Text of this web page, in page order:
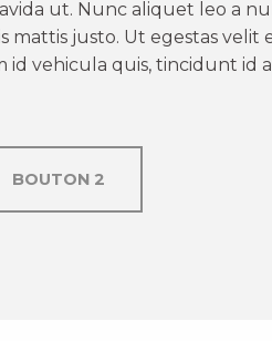
ut. Nunc aliquet leo a
mattis justo. Ut egestas velit
vehicula quis, tincidunt id
BOUTON 2